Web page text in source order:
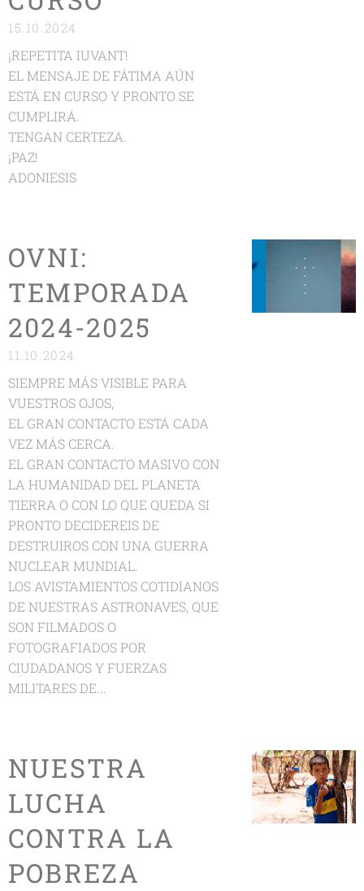
15.10.2024
¡REPETITA IUVANT!
EL MENSAJE DE FÁTIMA AÚN
ESTÁ EN CURSO Y PRONTO SE
CUMPLIRÁ.
TENGAN CERTEZA.
¡PAZ!
ADONIESIS
OVNI:
TEMPORADA
2024-2025
11.10.2024
SIEMPRE MÁS VISIBLE PARA
VUESTROS OJOS,
EL GRAN CONTACTO ESTÁ CADA
VEZ MÁS CERCA.
EL GRAN CONTACTO MASIVO CON
LA HUMANIDAD DEL PLANETA
TIERRA O CON LO QUE QUEDA SI
PRONTO DECIDEREIS DE
DESTRUIROS CON UNA GUERRA
NUCLEAR MUNDIAL.
LOS AVISTAMIENTOS COTIDIANOS
DE NUESTRAS ASTRONAVES, QUE
SON FILMADOS O
FOTOGRAFIADOS POR
CIUDADANOS Y FUERZAS
MILITARES DE...
NUESTRA
LUCHA
CONTRA LA
POBREZA